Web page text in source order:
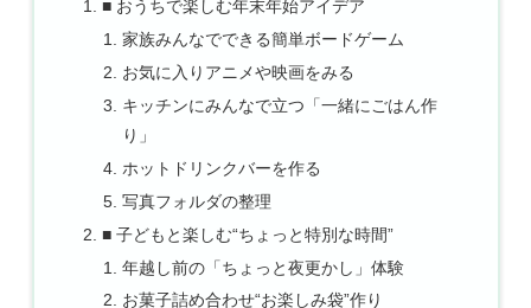
■ おうちで楽しむ年末年始アイデア
家族みんなでできる簡単ボードゲーム
お気に入りアニメや映画をみる
キッチンにみんなで立つ「一緒にごはん作
り」
ホットドリンクバーを作る
写真フォルダの整理
■ 子どもと楽しむ“ちょっと特別な時間”
年越し前の「ちょっと夜更かし」体験
お菓子詰め合わせ“お楽しみ袋”作り